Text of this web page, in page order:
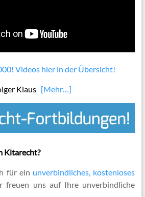
Videos hier in der Übersicht!
Klaus [Mehr…]
Kitarecht?
für ein unverbindliches, kostenloses
freuen uns auf Ihre unverbindliche